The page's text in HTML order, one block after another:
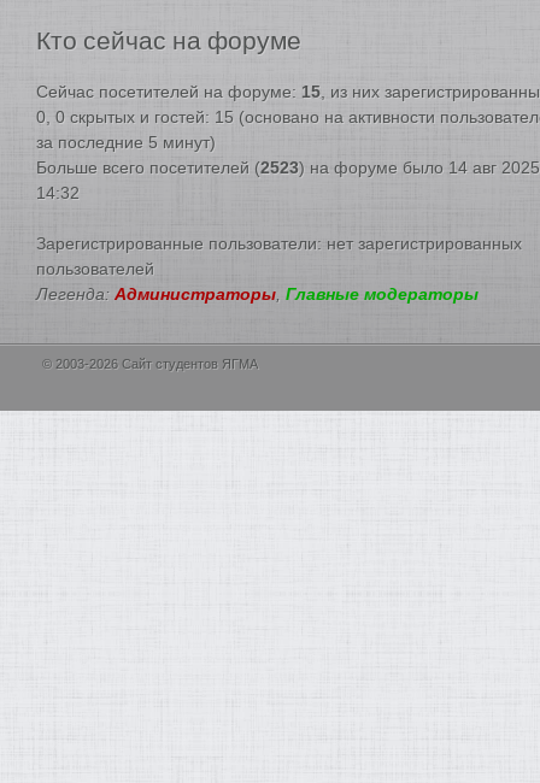
Кто сейчас на форуме
Сейчас посетителей на форуме: 15 , из них
0, 0 скрытых и гостей: 15 (основано на активности
за последние 5 минут)
Больше всего посетителей (2523) на форуме было 14 авг
14:32
Зарегистрированные пользователи: нет зарегистрированных
пользователей
Легенда: Администраторы Главные модераторы
© 2003-2026 Сайт студентов ЯГМА